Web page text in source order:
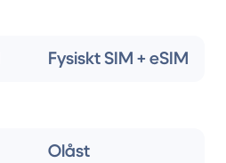
Fysiskt SIM + eSIM
Olåst